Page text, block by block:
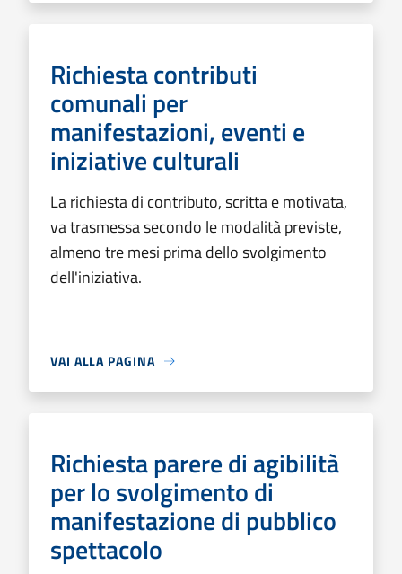
Richiesta contributi
comunali per
manifestazioni, eventi e
iniziative culturali
La richiesta di contributo, scritta e motivata,
va trasmessa secondo le modalità previste,
almeno tre mesi prima dello svolgimento
dell'iniziativa.
VAI ALLA PAGINA
Richiesta parere di agibilità
per lo svolgimento di
manifestazione di pubblico
spettacolo